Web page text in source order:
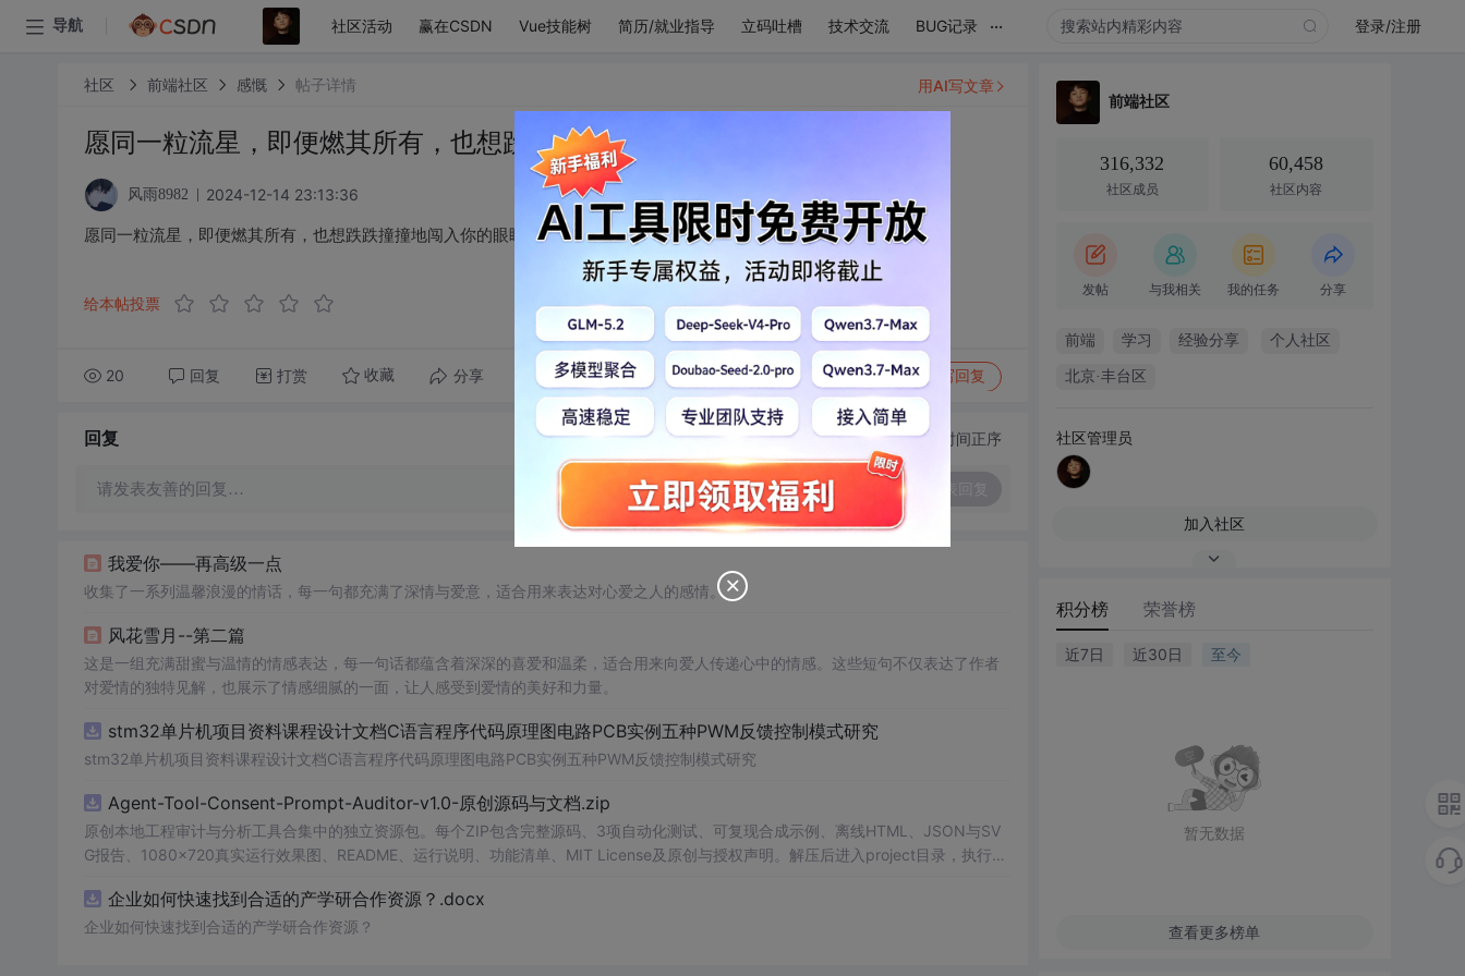
导航 社区活动 赢在CSDN Vue技能树 简历/就业指导 立码吐槽 技术交流 BUG记录 ... 登录/注册
社区 前端社区 感慨 帖子详情
愿同一粒流星，即便燃其所有，也想跌跌撞撞地闯入你的眼眸。
风雨8982 2024-12-14 23:13:36
愿同一粒流星，即便燃其所有，也想跌跌撞撞地闯入你的眼眸。
给本帖投票
20 回复 打赏 收藏 分享 转发到动态 举报 写回复
用AI写文章
回复 切换为时间正序
请发表友善的回复…
我爱你——再高级一点
收集了一系列温馨浪漫的情话，每一句都充满了深情与爱意，适合用来表达对心爱之人的感情。
风花雪月--第二篇
这是一组充满甜蜜与温情的情感表达，每一句话都蕴含着深深的喜爱和温柔，适合用来向爱人传递心中的情感。这些短句不仅表达了作者
对爱情的独特见解，也展示了情感细腻的一面，让人感受到爱情的美好和力量。
stm32单片机项目资料课程设计文档C语言程序代码原理图电路PCB实例五种PWM反馈控制模式研究
stm32单片机项目资料课程设计文档C语言程序代码原理图电路PCB实例五种PWM反馈控制模式研究
Agent-Tool-Consent-Prompt-Auditor-v1.0-原创源码与文档.zip
原创本地工程审计与分析工具合集中的独立资源包。每个ZIP包含完整源码、3项自动化测试、可复现合成示例、离线HTML、JSON与SV
G报告、1080×720真实运行效果图、README、运行说明、功能清单、MIT License及原创与授权声明。解压后进入project目录，执行np
源码、Logo、官方截图、论文、生产日志或其他受限素材。适合前端开发、AI应用工程、测试审计和课程实践。
企业如何快速找到合适的产学研合作资源？.docx
企业如何快速找到合适的产学研合作资源？
前端社区
316,332
社区成员
60,458
社区内容
发帖 与我相关 我的任务 分享
前端 学习 经验分享 个人社区
北京·丰台区
社区管理员
加入社区
积分榜 荣誉榜
近7日 近30日 至今
暂无数据
查看更多榜单